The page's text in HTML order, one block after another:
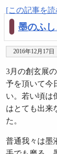
[この記事を
墨のふ
2016年12月17日
3月の創玄展
予を頂いて今
い。若い頃は
はとても出来
た。
普通我々は墨